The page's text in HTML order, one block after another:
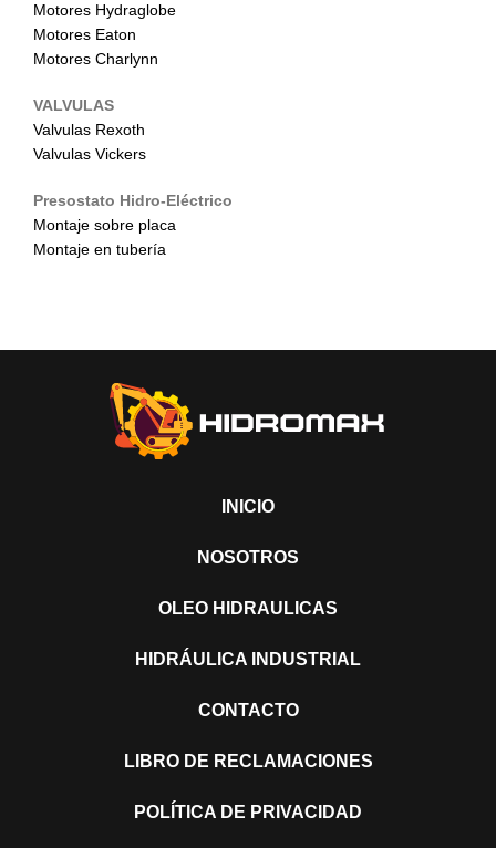
Motores Hydraglobe
Motores Eaton
Motores Charlynn
VALVULAS
Valvulas Rexoth
Valvulas Vickers
Presostato Hidro-Eléctrico
Montaje sobre placa
Montaje en tubería
INICIO
NOSOTROS
OLEO HIDRAULICAS
HIDRÁULICA INDUSTRIAL
CONTACTO
LIBRO DE RECLAMACIONES
POLÍTICA DE PRIVACIDAD